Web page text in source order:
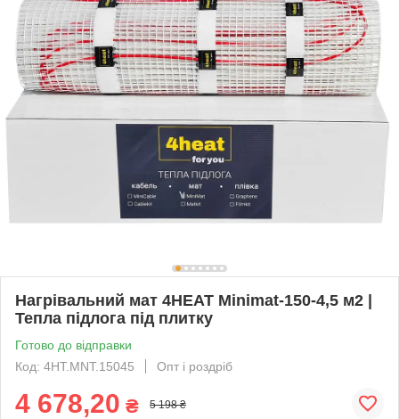
Нагрівальний мат 4HEAT Minimat-150-4,5 м2 |
Тепла підлога під плитку
Готово до відправки
Код: 4HT.MNT.15045
Опт і роздріб
4 678,20 ₴ 5 198 ₴